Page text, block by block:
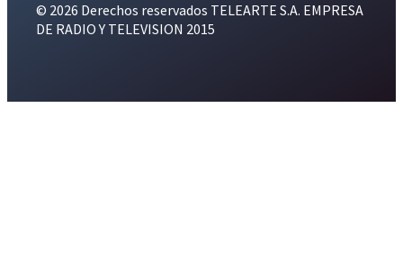
© 2026 Derechos reservados TELEARTE S.A. EMPRESA
DE RADIO Y TELEVISION 2015